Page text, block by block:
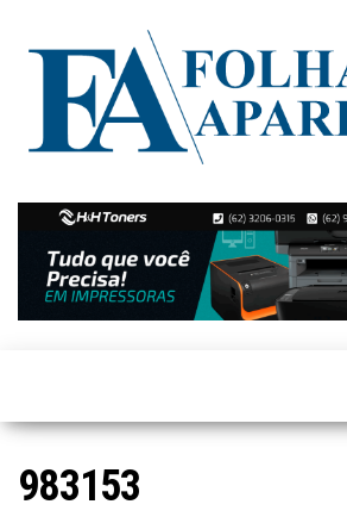
Folha
Notícias
de
Aparecida
de
Goiânia
983153